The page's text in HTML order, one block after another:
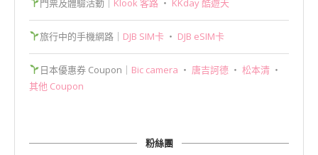
門票及體驗活動｜ Klook 客路‧ KKday 酷遊天
旅行中的手機網路｜ DJB SIM卡‧ DJB eSIM卡
日本優惠券 Coupon｜ Bic camera ‧ 唐吉訶德‧ 松本清‧
其他 Coupon
粉絲團